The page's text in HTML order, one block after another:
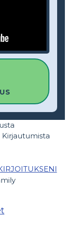
Kirjautumista